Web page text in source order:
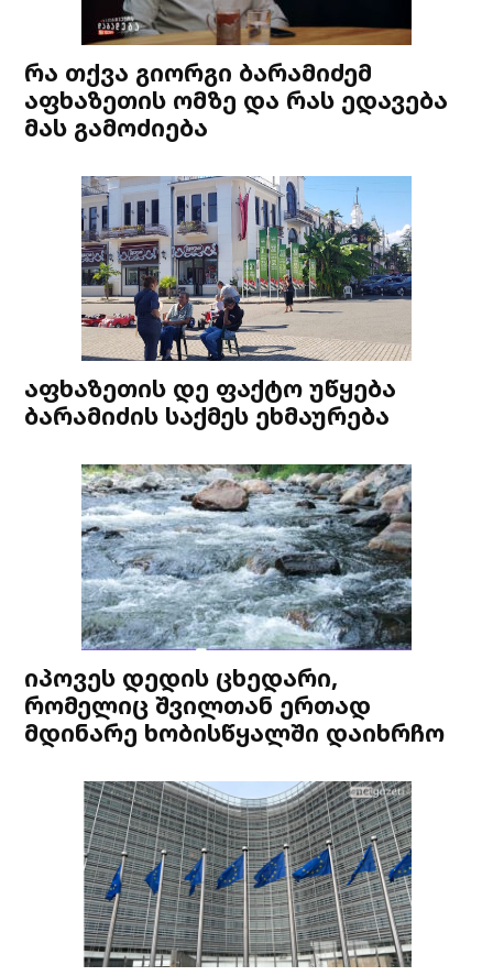
რა თქვა გიორგი ბარამიძემ
აფხაზეთის ომზე და რას ედავება
მას გამოძიება
აფხაზეთის დე ფაქტო უწყება
ბარამიძის საქმეს ეხმაურება
იპოვეს დედის ცხედარი,
რომელიც შვილთან ერთად
მდინარე ხობისწყალში დაიხრჩო